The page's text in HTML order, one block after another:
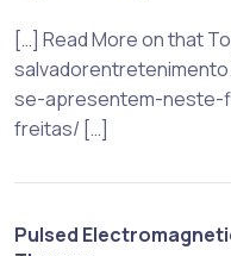
[…] Read More on that
se-apresentem-neste-
freitas/ […]
Pulsed